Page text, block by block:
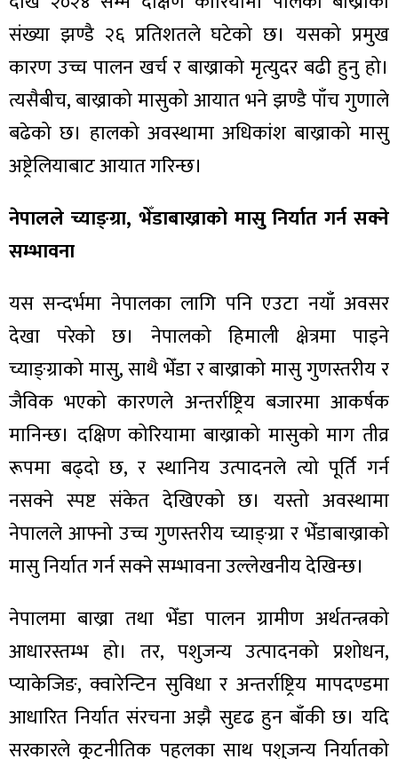
संख्या झण्डै २६ प्रतिशतले घटेको छ। यसको प्रमुख
कारण उच्च पालन खर्च र बाख्राको मृत्युदर बढी हुनु हो।
त्यसैबीच, बाख्राको मासुको आयात भने झण्डै पाँच गुणाले
बढेको छ। हालको अवस्थामा अधिकांश बाख्राको मासु
अष्ट्रेलियाबाट आयात गरिन्छ।
नेपालले च्याङ्ग्रा, भेँडाबाख्राको मासु निर्यात गर्न सक्ने
सम्भावना
यस सन्दर्भमा नेपालका लागि पनि एउटा नयाँ अवसर
देखा परेको छ। नेपालको हिमाली क्षेत्रमा पाइने
च्याङ्ग्राको मासु, साथै भेँडा र बाख्राको मासु गुणस्तरीय र
जैविक भएको कारणले अन्तर्राष्ट्रिय बजारमा आकर्षक
मानिन्छ। दक्षिण कोरियामा बाख्राको मासुको माग तीव्र
रूपमा बढ्दो छ, र स्थानिय उत्पादनले त्यो पूर्ति गर्न
नसक्ने स्पष्ट संकेत देखिएको छ। यस्तो अवस्थामा
नेपालले आफ्नो उच्च गुणस्तरीय च्याङ्ग्रा र भेँडाबाख्राको
मासु निर्यात गर्न सक्ने सम्भावना उल्लेखनीय देखिन्छ।
नेपालमा बाख्रा तथा भेँडा पालन ग्रामीण अर्थतन्त्रको
आधारस्तम्भ हो। तर, पशुजन्य उत्पादनको प्रशोधन,
प्याकेजिङ, क्वारेन्टिन सुविधा र अन्तर्राष्ट्रिय मापदण्डमा
आधारित निर्यात संरचना अझै सुदृढ हुन बाँकी छ। यदि
सरकारले कूटनीतिक पहलका साथ पशुजन्य निर्यातको